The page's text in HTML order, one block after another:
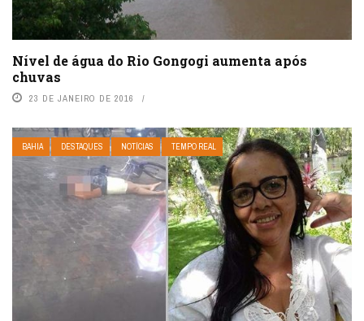
Nível de água do Rio Gongogi aumenta após
chuvas
23 DE JANEIRO DE 2016
BAHIA DESTAQUES NOTÍCIAS TEMPO REAL